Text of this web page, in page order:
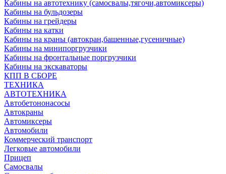
Кабины на автотехнику (самосвалы,тягочи,автомиксеры)
Кабины на бульдозеры
Кабины на грейдеры
Кабины на катки
Кабины на краны (автокран,башенные,гусеничные)
Кабины на минипоргрузчики
Кабины на фронтальные поргрузчики
Кабины на экскаваторы
КПП В СБОРЕ
ТЕХНИКА
АВТОТЕХНИКА
Автобетононасосы
Автокраны
Автомиксеры
Автомобили
Коммерческий транспорт
Легковые автомобили
Прицеп
Самосвалы